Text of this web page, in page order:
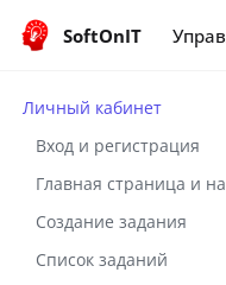
SoftOnIT
Личный кабинет
Вход и регистрация
Главная страница и
Создание задания
Список заданий